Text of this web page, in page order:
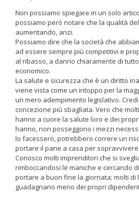
Non possiamo spiegare in un solo
possiamo però notare che la qualità
aumentando, anzi.
Possiamo dire che la società che
ad essere sempre più competitivi e
al ribasso, a danno chiaramente di
economico.
La salute e sicurezza che è un diritto
viene vista come un intoppo per la
un mero adempimento legislativo.
concezione più sbagliata. Vero che
hanno a cuore la salute loro e dei
hanno, non posseggono i mezzi
lo facessero, potrebbero correre un
portare il pane a casa per sopravvivere.
Conosco molti imprenditori che si
rimboccandosi le maniche e cercando
portare a buon fine la giornata; molti di
guadagnano meno dei propri